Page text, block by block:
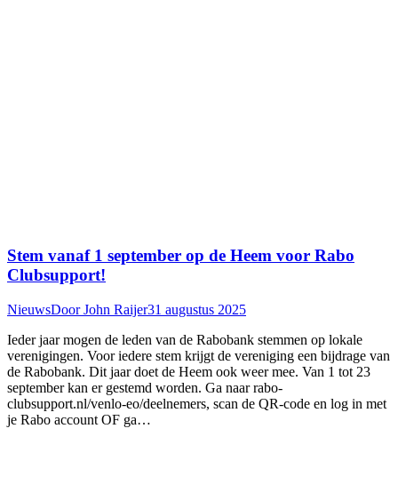
Stem vanaf 1 september op de Heem voor Rabo
Clubsupport!
NieuwsDoorJohn Raijer31 augustus 2025
Ieder jaar mogen de leden van de Rabobank stemmen op lokale
verenigingen. Voor iedere stem krijgt de vereniging een bijdrage van
de Rabobank. Dit jaar doet de Heem ook weer mee. Van 1 tot 23
september kan er gestemd worden. Ga naar rabo-
clubsupport.nl/venlo-eo/deelnemers, scan de QR-code en log in met
je Rabo account OF ga…